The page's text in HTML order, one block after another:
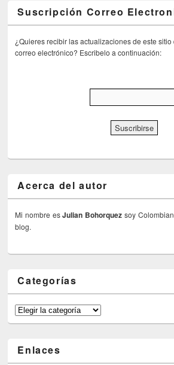
Suscripción Correo
¿Quieres recibir las actualizaciones de este sitio
correo electrónico? Escribelo a continuación:
Acerca del autor
Mi nombre esJulian Bohorquez soy
blog.
Categorías
Categorías
Enlaces